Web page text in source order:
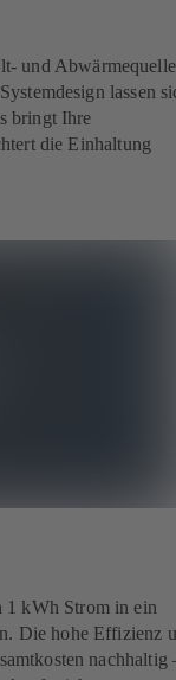
und
lassen
bringt Ihre
die Einhaltung
1 kWh Strom in ein
Die hohe Effizienz
nachhaltig